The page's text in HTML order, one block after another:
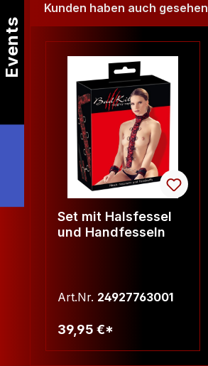
Kunden haben auch gesehen
Set mit Halsfessel
und Handfesseln
Art.Nr. 24927763001
39,95 €*
Events